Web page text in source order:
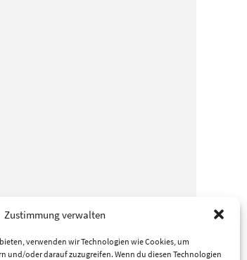
Zustimmung verwalten
verwenden wir Technologien wie Cookies, um
und/oder darauf zuzugreifen. Wenn du diesen Technologien